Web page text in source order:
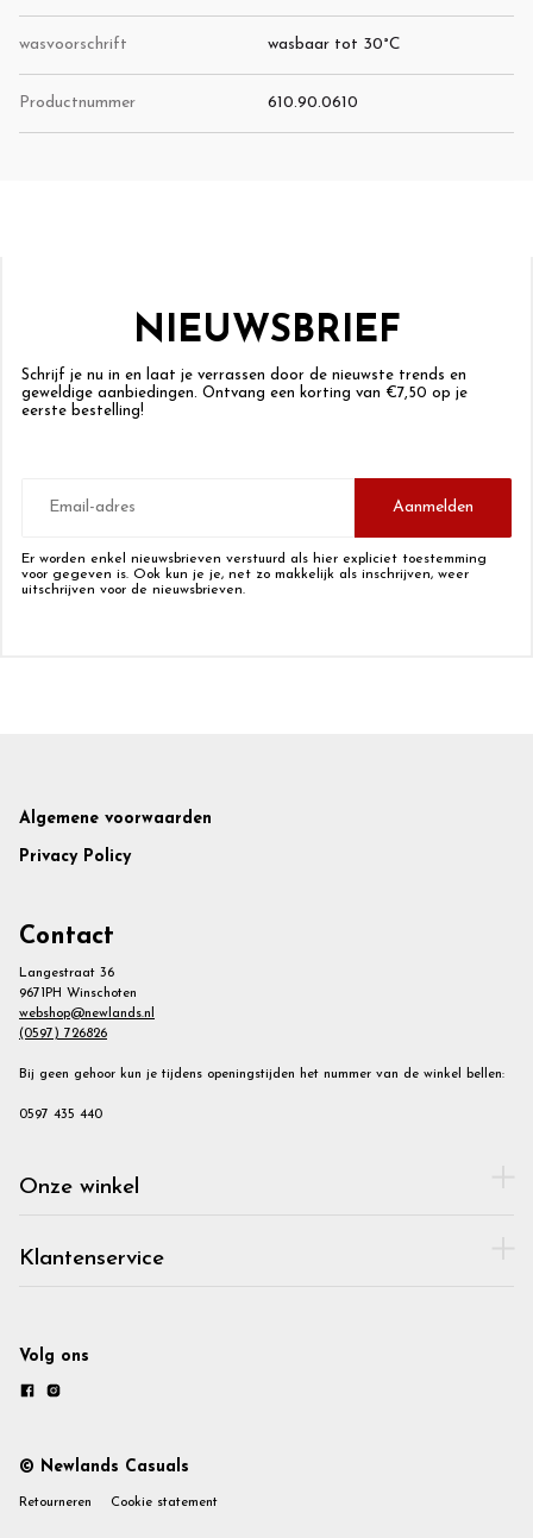
wasvoorschrift wasbaar tot 30°C
Productnummer 610.90.0610
NIEUWSBRIEF
Schrijf je nu in en laat je verrassen door de nieuwste trends en
geweldige aanbiedingen. Ontvang een korting van €7,50 op je
eerste bestelling!
mailadres
Aanmelden
Er worden enkel nieuwsbrieven verstuurd als hier expliciet toestemming
voor gegeven is. Ook kun je je, net zo makkelijk als inschrijven, weer
uitschrijven voor de nieuwsbrieven.
Footer
Algemene voorwaarden
Privacy Policy
Contact
Langestraat 36
9671PH Winschoten
webshop@newlands.nl
(0597) 726826
Bij geen gehoor kun je tijdens openingstijden het nummer van de winkel bellen:
0597 435 440
Onze winkel
Klantenservice
Volg ons
© Newlands Casuals
Retourneren Cookie statement